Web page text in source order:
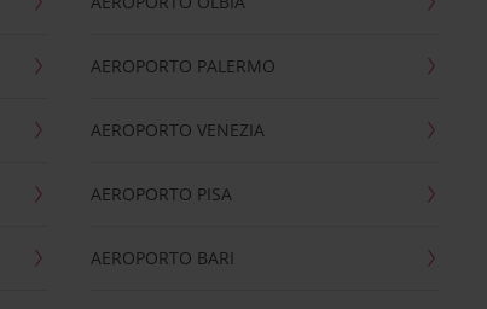
AEROPORTO PALERMO
AEROPORTO VENEZIA
AEROPORTO PISA
AEROPORTO BARI